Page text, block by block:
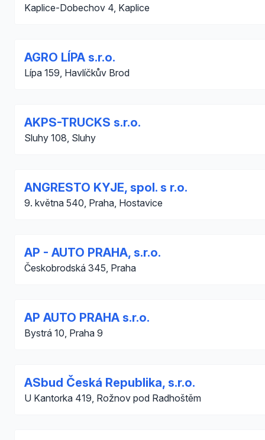
Kaplice-Dobechov 4, Kaplice
AGRO LÍPA s.r.o.
Lípa 159, Havlíčkův Brod
AKPS-TRUCKS s.r.o.
Sluhy 108, Sluhy
ANGRESTO KYJE, spol. s r.o.
9. května 540, Praha, Hostavice
AP - AUTO PRAHA, s.r.o.
Českobrodská 345, Praha
AP AUTO PRAHA s.r.o.
Bystrá 10, Praha 9
ASbud Česká Republika, s.r.o.
U Kantorka 419, Rožnov pod Radhoštěm